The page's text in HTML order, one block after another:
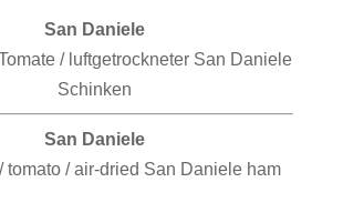
San Daniele
/ luftgetrockneter San Daniele
Schinken
San Daniele
tomato / air-dried San Daniele ham